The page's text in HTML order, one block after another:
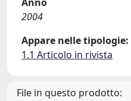
2004
Appare nelle tipologie:
1.1 Articolo in rivista
File in questo prodotto: